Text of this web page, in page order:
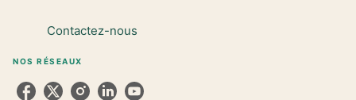
Contactez-nous
NOS RÉSEAUX